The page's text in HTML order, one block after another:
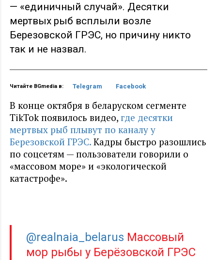
— «единичный случай». Десятки
мертвых рыб всплыли возле
Березовской ГРЭС, но причину никто
так и не назвал.
Читайте BGmedia в: Telegram Facebook
В конце октября в беларуском сегменте
TikTok появилось видео, где десятки
мертвых рыб плывут по каналу у
Березовской ГРЭС. Кадры быстро разошлись
по соцсетям — пользователи говорили о
«массовом море» и «экологической
катастрофе».
@realnaia_belarus Массовый
мор рыбы у Берёзовской ГРЭС